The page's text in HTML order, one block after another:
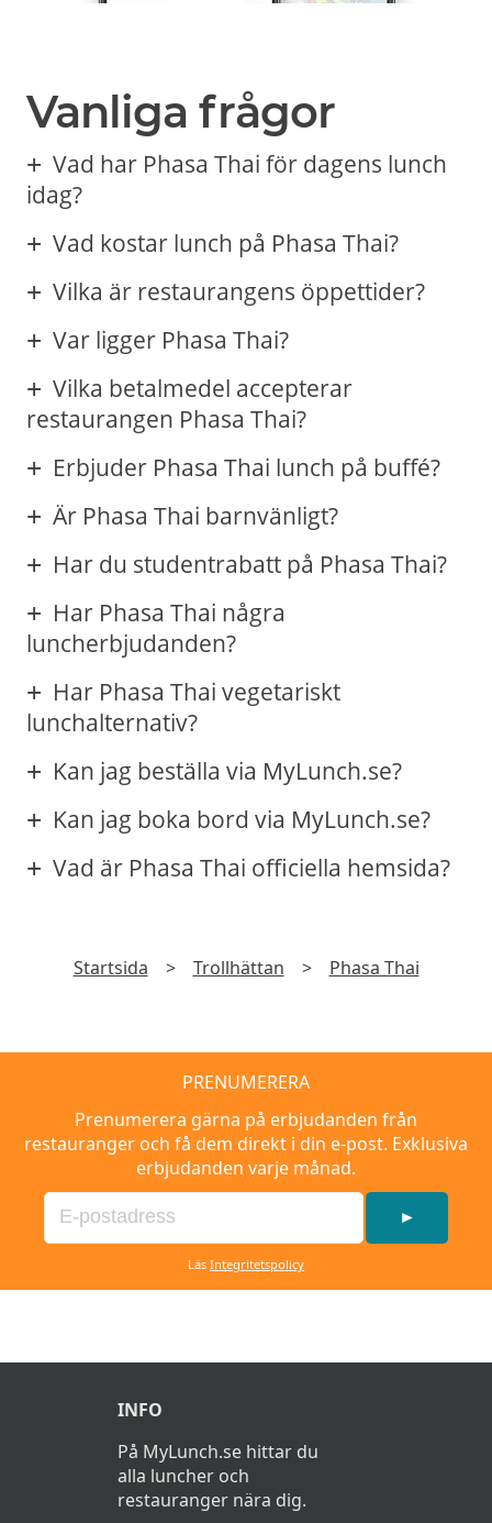
Vanliga frågor
Vad har Phasa Thai för dagens lunch
idag?
Vad kostar lunch på Phasa Thai?
Vilka är restaurangens öppettider?
Var ligger Phasa Thai?
Vilka betalmedel accepterar
restaurangen Phasa Thai?
Erbjuder Phasa Thai lunch på buffé?
Är Phasa Thai barnvänligt?
Har du studentrabatt på Phasa Thai?
Har Phasa Thai några
luncherbjudanden?
Har Phasa Thai vegetariskt
lunchalternativ?
Kan jag beställa via MyLunch.se?
Kan jag boka bord via MyLunch.se?
Vad är Phasa Thai officiella hemsida?
Startsida > Trollhättan > Phasa Thai
PRENUMERERA
Prenumerera gärna på erbjudanden från
restauranger och få dem direkt i din e-post. Exklusiva
erbjudanden varje månad.
►
Läs Integritetspolicy
INFO
På MyLunch.se hittar du
alla luncher och
restauranger nära dig.